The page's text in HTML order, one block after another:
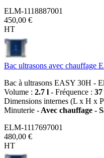
ELM-1118887001
450,00 €
HT
Bac ultrasons avec chauffage
Bac à ultrasons EASY 30H -
Volume : 2.7 l - Fréquence :
Dimensions internes (L x H x
Minuterie - Avec chauffage -
ELM-1117697001
480,00 €
HT